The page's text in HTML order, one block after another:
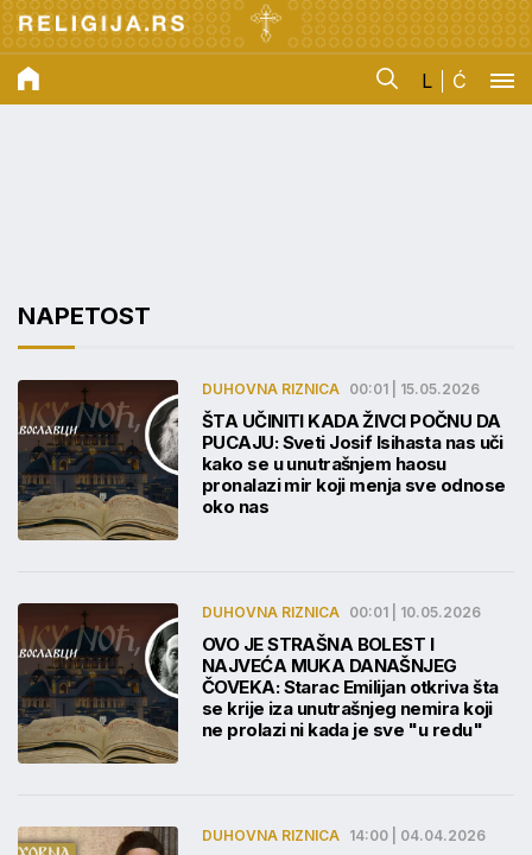
L Ć
NAPETOST
DUHOVNA RIZNICA 00:01 | 15.05.2026
ŠTA UČINITI KADA ŽIVCI POČNU DA
PUCAJU: Sveti Josif Isihasta nas uči
kako se u unutrašnjem haosu
pronalazi mir koji menja sve odnose
oko nas
DUHOVNA RIZNICA 00:01 | 10.05.2026
OVO JE STRAŠNA BOLEST I
NAJVEĆA MUKA DANAŠNJEG
ČOVEKA: Starac Emilijan otkriva šta
se krije iza unutrašnjeg nemira koji
ne prolazi ni kada je sve "u redu"
DUHOVNA RIZNICA 14:00 | 04.04.2026